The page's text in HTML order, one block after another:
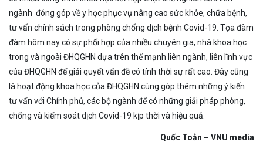
ngành đóng góp về y học phục vụ nâng cao sức khỏe, chữa bệnh,
tư vấn chính sách trong phòng chống dịch bệnh Covid-19. Tọa đàm
đàm hôm nay có sự phối hợp của nhiều chuyên gia, nhà khoa học
trong và ngoài ĐHQGHN dựa trên thế mạnh liên ngành, liên lĩnh vực
của ĐHQGHN để giải quyết vấn đề có tính thời sự rất cao. Đây cũng
là hoạt động khoa học của ĐHQGHN cùng góp thêm những ý kiến
tư vấn với Chính phủ, các bộ ngành để có những giải pháp phòng,
chống và kiểm soát dịch Covid-19 kịp thời và hiệu quả.
Quốc Toản – VNU media